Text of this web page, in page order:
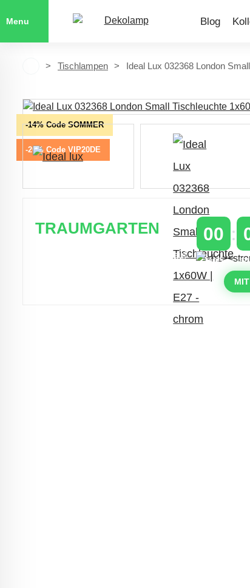
Menu Blog
Tischlampen Ideal Lux 032368 London
-14% Code SOMMER
-20% Code VIP20DE
TRAUMGARTEN
Zeitlich begrenzter 20 % Rabatt auf
00
TAGE